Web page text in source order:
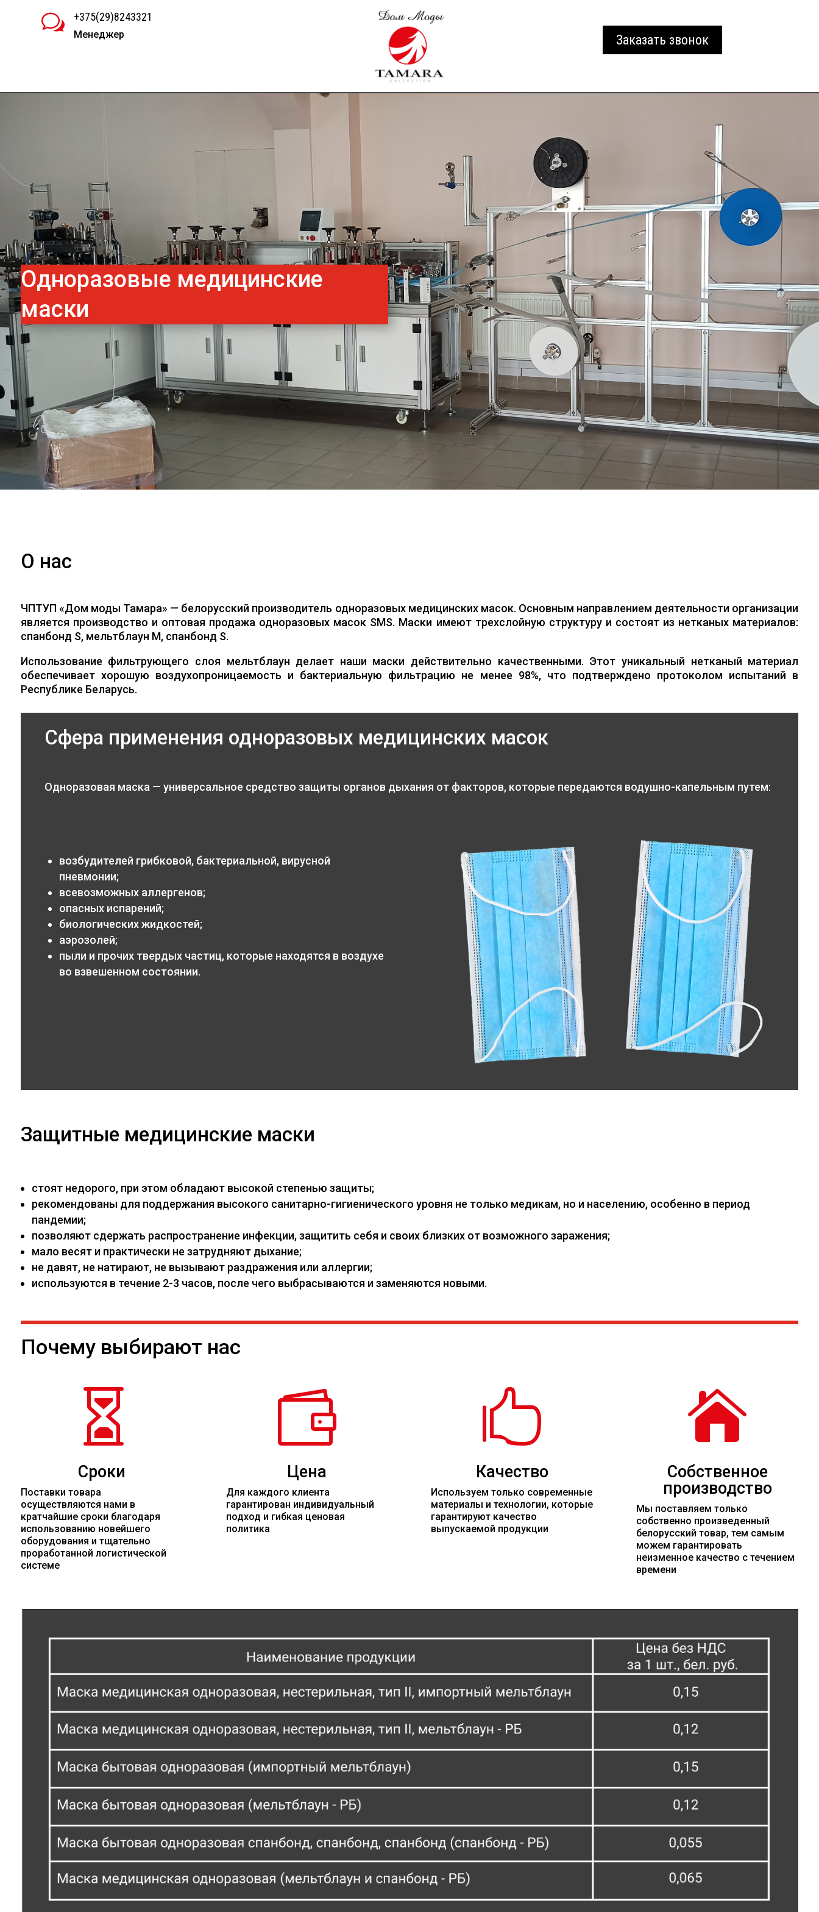
w +375(29)8243321
Менеджер Заказать звонок
Одноразовые медицинские
маски
О нас
ЧПТУП «Дом моды Тамара» — белорусский производитель одноразовых медицинских масок. Основным направлением деятельности организации
является производство и оптовая продажа одноразовых масок SMS. Маски имеют трехслойную структуру и состоят из нетканых материалов:
спанбонд S, мельтблаун M, спанбонд S.
Использование фильтрующего слоя мельтблаун делает наши маски действительно качественными. Этот уникальный нетканый материал
обеспечивает хорошую воздухопроницаемость и бактериальную фильтрацию не менее 98%, что подтверждено протоколом испытаний в
Республике Беларусь.
Сфера применения одноразовых медицинских масок
Одноразовая маска — универсальное средство защиты органов дыхания от факторов, которые передаются водушно-капельным путем:
возбудителей грибковой, бактериальной, вирусной
пневмонии;
всевозможных аллергенов;
опасных испарений;
биологических жидкостей;
аэрозолей;
пыли и прочих твердых частиц, которые находятся в воздухе
во взвешенном состоянии.
Защитные медицинские маски
стоят недорого, при этом обладают высокой степенью защиты;
рекомендованы для поддержания высокого санитарно-гигиенического уровня не только медикам, но и населению, особенно в период
пандемии;
позволяют сдержать распространение инфекции, защитить себя и своих близких от возможного заражения;
мало весят и практически не затрудняют дыхание;
не давят, не натирают, не вызывают раздражения или аллергии;
используются в течение 2-3 часов, после чего выбрасываются и заменяются новыми.
Почему выбирают нас

Сроки
Поставки товара
осуществляются нами в
кратчайшие сроки благодаря
использованию новейшего
оборудования и тщательно
проработанной логистической
системе

Цена
Для каждого клиента
гарантирован индивидуальный
подход и гибкая ценовая
политика

Качество
Используем только современные
материалы и технологии, которые
гарантируют качество
выпускаемой продукции

Собственное
производство
Мы поставляем только
собственно произведенный
белорусский товар, тем самым
можем гарантировать
неизменное качество с течением
времени